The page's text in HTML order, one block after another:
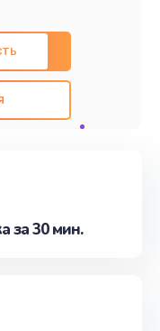
ремонт с
компонентов, а
- предоставить
записаться на
за 30 мин.